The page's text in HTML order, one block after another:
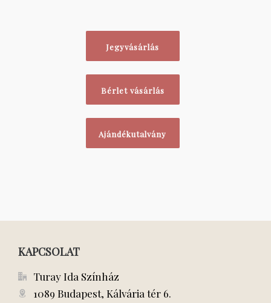
Jegyvásárlás
Bérlet vásárlás
Ajándékutalvány
KAPCSOLAT
Turay Ida Színház
1089 Budapest, Kálvária tér 6.